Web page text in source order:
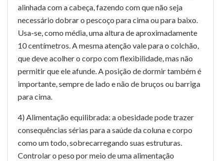
alinhada com a cabeça, fazendo com que não seja
necessário dobrar o pescoço para cima ou para baixo.
Usa-se, como média, uma altura de aproximadamente
10 centímetros. A mesma atenção vale para o colchão,
que deve acolher o corpo com flexibilidade, mas não
permitir que ele afunde. A posição de dormir também é
importante, sempre de lado e não de bruços ou barriga
para cima.
4) Alimentação equilibrada: a obesidade pode trazer
consequências sérias para a saúde da coluna e corpo
como um todo, sobrecarregando suas estruturas.
Controlar o peso por meio de uma alimentação